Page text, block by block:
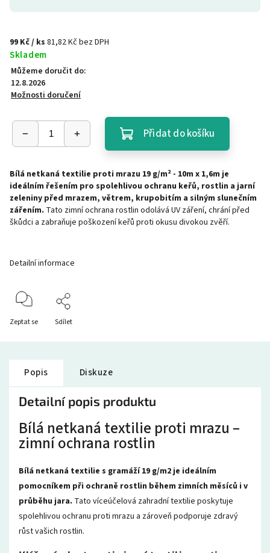
99 Kč/ ks 81,82 Kč bez DPH
Skladem
Můžeme doručit do:
12.8.2026
Možnosti doručení
Přidat do košíku
Bílá netkaná textilie proti mrazu 19 g/m² - 10m x 1,6m je
ideálním řešením pro spolehlivou ochranu keřů, rostlin a jarní
zeleniny před mrazem, větrem, krupobitím a silným slunečním
zářením. Tato zimní ochrana rostlin odolává UV záření, chrání před
škůdci a zabraňuje poškození keřů proti okusu divokou zvěří.
Detailní informace
Zeptat se Sdílet
Popis Diskuze
Detailní popis produktu
Bílá netkaná textilie proti mrazu –
zimní ochrana rostlin
Bílá netkaná textilie s gramáží 19 g/m2 je ideálním
pomocníkem při ochraně rostlin během zimních měsíců i v
průběhu jara. Tato víceúčelová zahradní textilie poskytuje
spolehlivou ochranu proti mrazu a zároveň podporuje zdravý
růst vašich rostlin.